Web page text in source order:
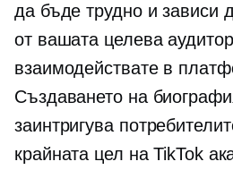
да бъде трудно и зависи
от вашата целева
взаимодействате в
Създаването на
заинтригува
крайната цел на TikTok